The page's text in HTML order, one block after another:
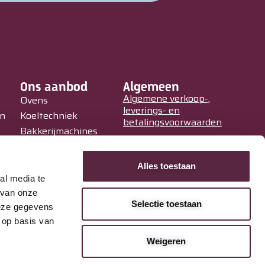
media te
onze
gegevens
basis van
Alles toestaan
Selectie toestaan
Weigeren
Ons aanbod
Ovens
Koeltechniek
Bakkerijmachines
Occasions
Service &
Onderhoud
Algemeen
Algemene verkoop-,
leverings- en
betalingsvoorwaarden